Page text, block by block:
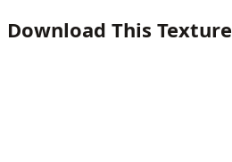
Download This Texture